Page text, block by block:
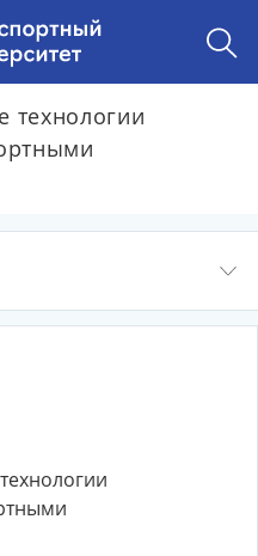
технологии